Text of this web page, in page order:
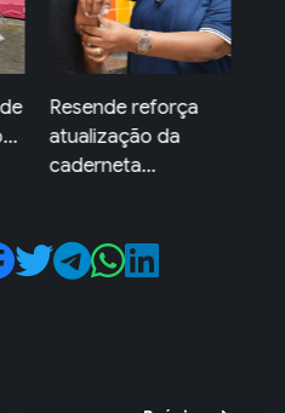
Resende reforça
atualização da
caderneta...